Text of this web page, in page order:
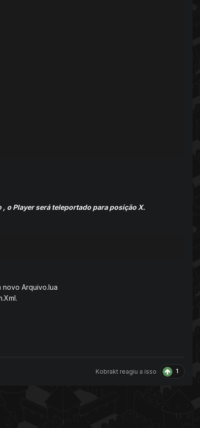
o Player será teleportado para posição X.
novo Arquivo.lua
Kobrakt reagiu a isso 1